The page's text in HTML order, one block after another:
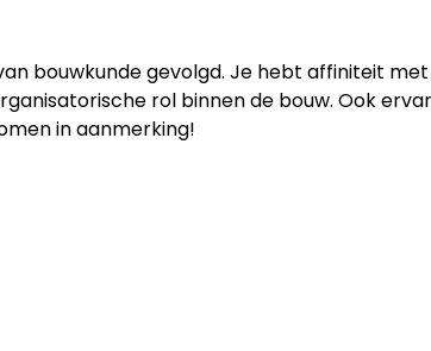
bouwkunde gevolgd. Je hebt affiniteit met
rol binnen de bouw. Ook
in aanmerking!